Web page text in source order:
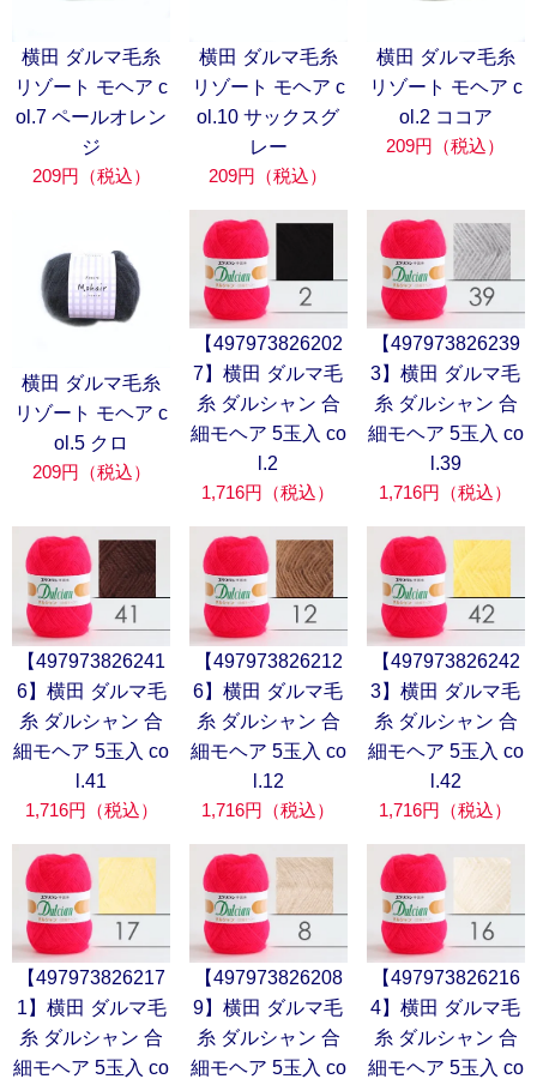
横田 ダルマ毛糸
リゾート モヘア c
ol.7 ペールオレン
ジ
209円（税込）
横田 ダルマ毛糸
リゾート モヘア c
ol.10 サックスグ
レー
209円（税込）
横田 ダルマ毛糸
リゾート モヘア c
ol.2 ココア
209円（税込）
横田 ダルマ毛糸
リゾート モヘア c
ol.5 クロ
209円（税込）
【497973826202
7】横田 ダルマ毛
糸 ダルシャン 合
細モヘア 5玉入 co
l.2
1,716円（税込）
【497973826239
3】横田 ダルマ毛
糸 ダルシャン 合
細モヘア 5玉入 co
l.39
1,716円（税込）
【497973826241
6】横田 ダルマ毛
糸 ダルシャン 合
細モヘア 5玉入 co
l.41
1,716円（税込）
【497973826212
6】横田 ダルマ毛
糸 ダルシャン 合
細モヘア 5玉入 co
l.12
1,716円（税込）
【497973826242
3】横田 ダルマ毛
糸 ダルシャン 合
細モヘア 5玉入 co
l.42
1,716円（税込）
【497973826217
1】横田 ダルマ毛
糸 ダルシャン 合
細モヘア 5玉入 co
【497973826208
9】横田 ダルマ毛
糸 ダルシャン 合
細モヘア 5玉入 co
【497973826216
4】横田 ダルマ毛
糸 ダルシャン 合
細モヘア 5玉入 co